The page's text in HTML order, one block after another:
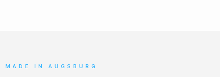
MADE IN AUGSBURG